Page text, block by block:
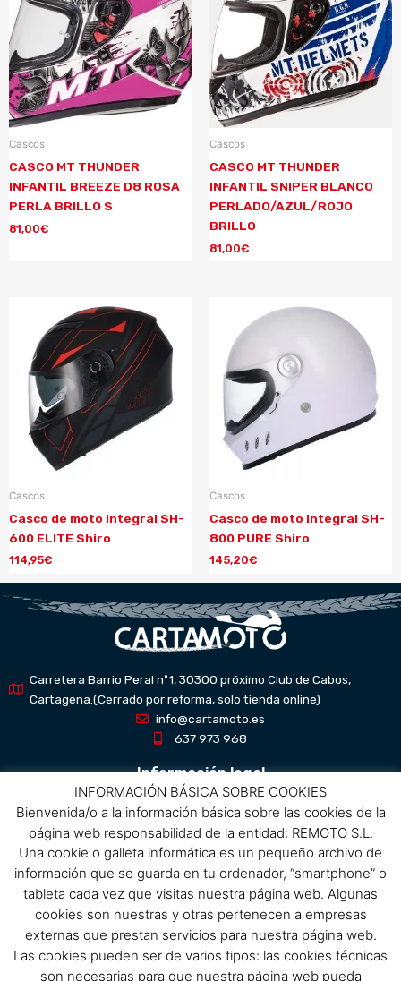
Cascos
CASCO MT THUNDER
INFANTIL BREEZE D8 ROSA
PERLA BRILLO S
81,00€
Cascos
CASCO MT THUNDER
INFANTIL SNIPER BLANCO
PERLADO/AZUL/ROJO
BRILLO
81,00€
Cascos
Casco de moto integral SH-
600 ELITE Shiro
114,95€
Cascos
Casco de moto integral SH-
800 PURE Shiro
145,20€
Carretera Barrio Peral nº1, 30300 próximo Club de Cabos,
Cartagena.(Cerrado por reforma, solo tienda online)
info@cartamoto.es
637 973 968
Información legal
Aviso Legal
Política de privacidad
Política de protección de datos
Política de cookies
Condiciones de compra
Menú
INFORMACIÓN BÁSICA SOBRE COOKIES
Bienvenida/o a la información básica sobre las cookies de la
página web responsabilidad de la entidad: REMOTO S.L.
Una cookie o galleta informática es un pequeño archivo de
información que se guarda en tu ordenador, “smartphone” o
tableta cada vez que visitas nuestra página web. Algunas
cookies son nuestras y otras pertenecen a empresas
externas que prestan servicios para nuestra página web.
Las cookies pueden ser de varios tipos: las cookies técnicas
son necesarias para que nuestra página web pueda